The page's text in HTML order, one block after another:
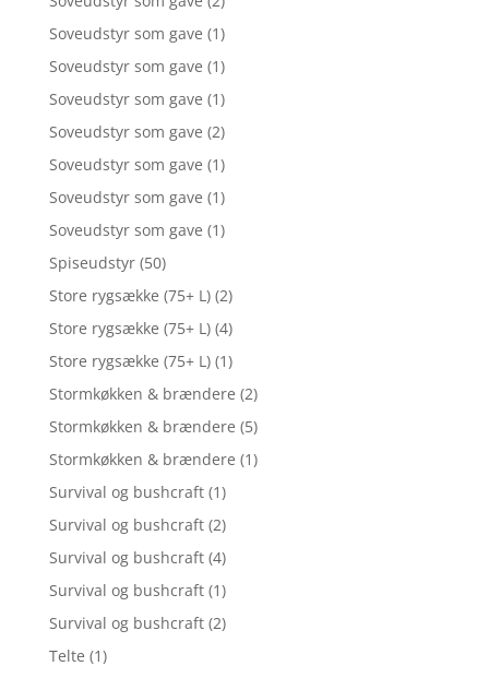
Soveudstyr som gave (1)
Soveudstyr som gave (1)
Soveudstyr som gave (1)
Soveudstyr som gave (2)
Soveudstyr som gave (1)
Soveudstyr som gave (1)
Soveudstyr som gave (1)
Spiseudstyr (50)
Store rygsække (75+ L) (2)
Store rygsække (75+ L) (4)
Store rygsække (75+ L) (1)
Stormkøkken & brændere (2)
Stormkøkken & brændere (5)
Stormkøkken & brændere (1)
Survival og bushcraft (1)
Survival og bushcraft (2)
Survival og bushcraft (4)
Survival og bushcraft (1)
Survival og bushcraft (2)
Telte (1)